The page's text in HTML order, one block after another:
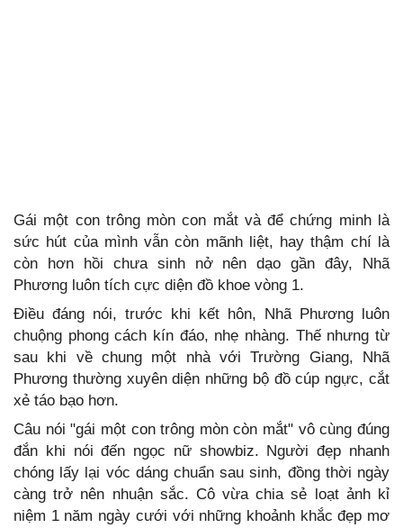
Gái một con trông mòn con mắt và để chứng minh là
sức hút của mình vẫn còn mãnh liệt, hay thậm chí là
còn hơn hồi chưa sinh nở nên dạo gần đây, Nhã
Phương luôn tích cực diện đồ khoe vòng 1.
Điều đáng nói, trước khi kết hôn, Nhã Phương luôn
chuộng phong cách kín đáo, nhẹ nhàng. Thế nhưng từ
sau khi về chung một nhà với Trường Giang, Nhã
Phương thường xuyên diện những bộ đồ cúp ngực, cắt
xẻ táo bạo hơn.
Câu nói "gái một con trông mòn còn mắt" vô cùng đúng
đắn khi nói đến ngọc nữ showbiz. Người đẹp nhanh
chóng lấy lại vóc dáng chuẩn sau sinh, đồng thời ngày
càng trở nên nhuận sắc. Cô vừa chia sẻ loạt ảnh kỉ
niệm 1 năm ngày cưới với những khoảnh khắc đẹp mơ